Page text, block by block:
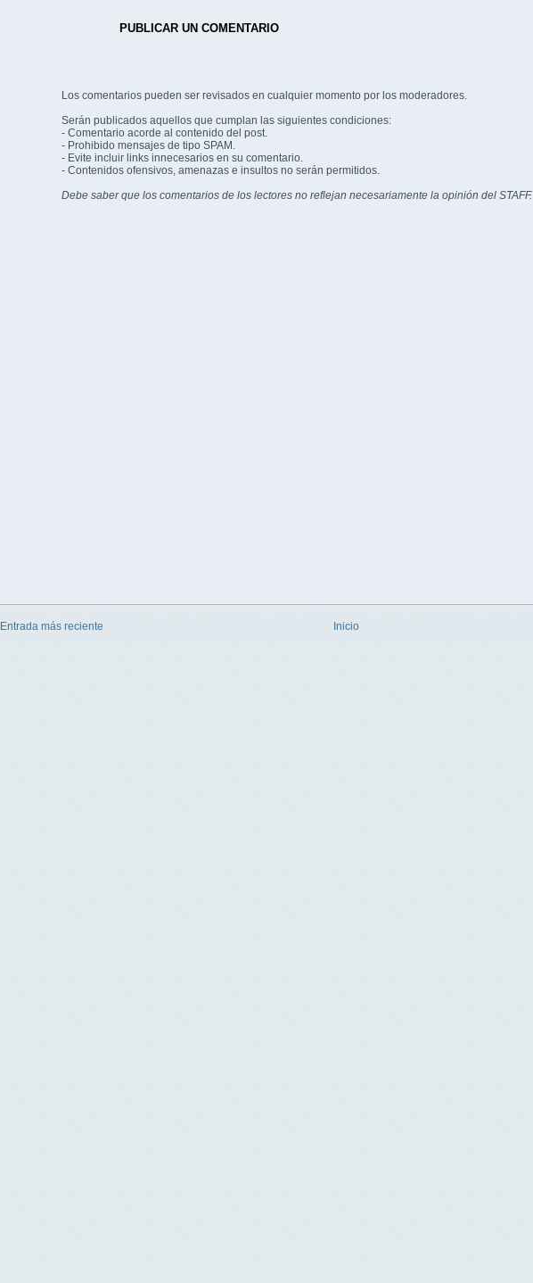
PUBLICAR UN COMENTARIO
Los comentarios pueden ser revisados en cualquier momento por los moderadores.
Serán publicados aquellos que cumplan las siguientes condiciones:
- Comentario acorde al contenido del post.
- Prohibido mensajes de tipo SPAM.
- Evite incluir links innecesarios en su comentario.
- Contenidos ofensivos, amenazas e insultos no serán permitidos.
Debe saber que los comentarios de los lectores no reflejan necesariamente la opinión del STAFF.
Entrada más reciente Inicio